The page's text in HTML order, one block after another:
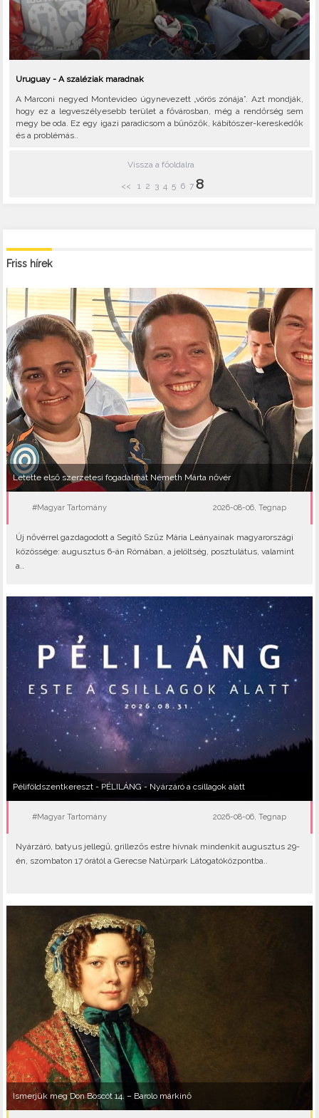
Uruguay - A szaléziak maradnak
A Marconi negyed Montevideo úgynevezett „vörös zónája”. Azt mondják,
hogy ez a legveszélyesebb terület a fővárosban, még a rendőrség sem
megy be oda. Ez egy igazi paradicsom a bűnözők, kábítószer-kereskedők
és a problémás..
Vissza a főoldalra
<< 1 2 3 4 5 6 7 8
Friss hírek
Letette első szerzetesi fogadalmát Németh Márta nővér
#Magyar Tartomány 2026-08-06, Tegnap
Új nővérrel gazdagodott a Segítő Szűz Mária Leányainak magyarországi
közössége: augusztus 6-án Rómában, a jelöltség, posztulátus, valamint
a..
Péliföldszentkereszt - PÉLILÁNG - Nyárzáró a csillagok alatt
#Magyar Tartomány 2026-08-06, Tegnap
Nyárzáró, batyus jellegű, grillezős estre hívnak mindenkit augusztus 29-
én, szombaton 17 órától a Gerecse Natúrpark Látogatóközpontba..
Ismerjük meg Don Boscót 14. – Barolo márkinő